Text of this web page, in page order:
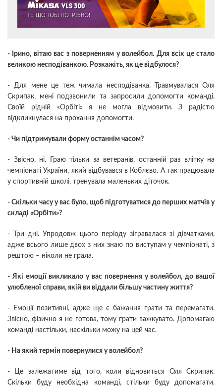
- Ірино, вітаю вас з поверненням у волейбол. Для всіх це стало
великою несподіванкою. Розкажіть, як це відбулося?
- Для мене це теж чимала несподіванка. Травмувалася Оля
Скрипак, мені подзвонили та запросили допомогти команді.
Своїй рідній «Орбіті» я не могла відмовити. З радістю
відкликнулася на прохання допомогти.
- Чи підтримували форму останнім часом?
- Звісно, ні. Граю тільки за ветеранів, останній раз влітку на
чемпіонаті України, який відбувався в Коблєво. А так працювала
у спортивній школі, тренувала маленьких діточок.
- Скільки часу у вас було, щоб підготуватися до перших матчів у
складі «Орбіти»?
- Три дні. Упродовж цього періоду зігравалася зі дівчатками,
адже всього лише двох з них знаю по виступам у чемпіонаті, з
рештою – ніколи не грала.
- Які емоції викликало у вас повернення у волейбол, до вашої
улюбленої справи, якій ви віддали більшу частину життя?
- Емоції позитивні, адже ще є бажання грати та перемагати.
Звісно, фізично я не готова, тому грати важкувато. Допомагаю
команді настільки, наскільки можу на цей час.
- На який термін повернулися у волейбол?
- Це залежатиме від того, коли відновиться Оля Скрипак.
Скільки буду необхідна команді, стільки буду допомагати.